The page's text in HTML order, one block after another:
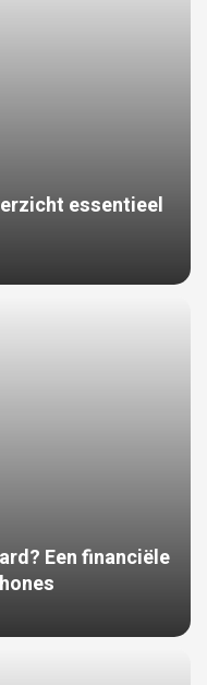
essentieel
Een financiële